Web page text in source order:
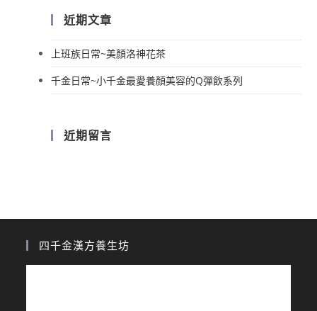
近期文章
上班族日常~美顏洛神花茶
千金日常~小千金最愛養顏美容的Q彈飲系列
近期留言
四千金漢方養生坊